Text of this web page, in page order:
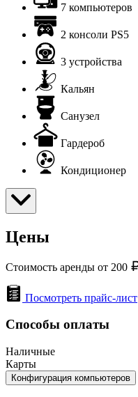
7 компьютеров
2 консоли PS5
3 устройства
Кальян
Санузел
Гардероб
Кондиционер
Цены
Стоимость аренды от 200
Посмотреть прайс-лист
Способы оплаты
Наличные
Карты
Конфигурация компьютеров